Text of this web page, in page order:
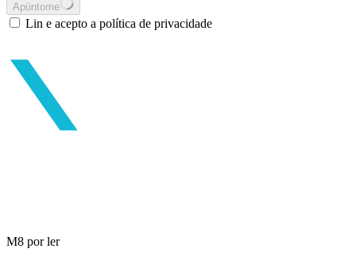
Apúntome
Lin e acepto a política de privacidade
M8 por ler